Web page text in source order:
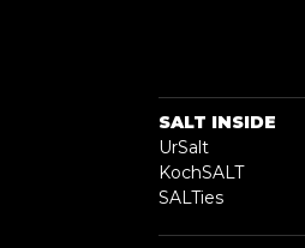
SALT INSIDE
UrSalt
KochSALT
SALTies